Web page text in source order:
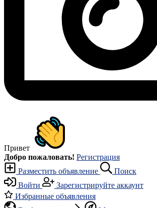
Привет
Добро пожаловать! Регистрация
Разместить объявление
Поиск
Войти
Зарегистрируйте аккаунт
Избранные объявления